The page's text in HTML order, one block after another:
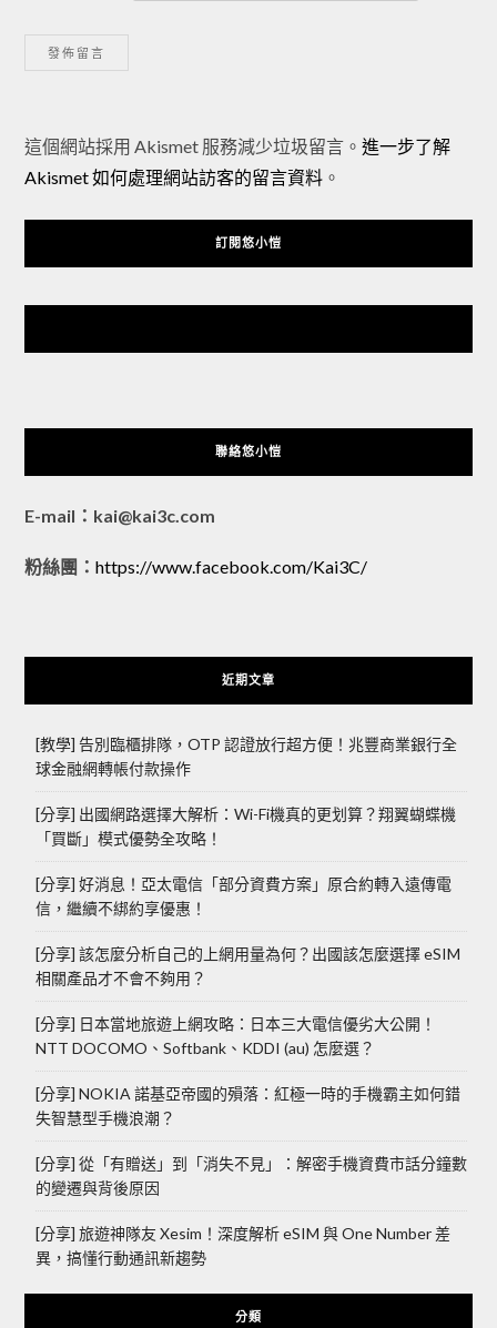
Alternative:
這個網站採用 Akismet 服務減少垃圾留言。 進一步了解
Akismet 如何處理網站訪客的留言資料。
訂閱悠小愷
聯絡悠小愷
E-mail：kai@kai3c.com
粉絲團： https://www.facebook.com/Kai3C/
近期文章
[教學] 告別臨櫃排隊，OTP 認證放行超方便！兆豐商業銀行全
球金融網轉帳付款操作
[分享] 出國網路選擇大解析：Wi-Fi機真的更划算？翔翼蝴蝶機
「買斷」模式優勢全攻略！
[分享] 好消息！亞太電信「部分資費方案」原合約轉入遠傳電
信，繼續不綁約享優惠！
[分享] 該怎麼分析自己的上網用量為何？出國該怎麼選擇 eSIM
相關產品才不會不夠用？
[分享] 日本當地旅遊上網攻略：日本三大電信優劣大公開！
NTT DOCOMO、Softbank、KDDI (au) 怎麼選？
[分享] NOKIA 諾基亞帝國的殞落：紅極一時的手機霸主如何錯
失智慧型手機浪潮？
[分享] 從「有贈送」到「消失不見」：解密手機資費市話分鐘數
的變遷與背後原因
[分享] 旅遊神隊友 Xesim！深度解析 eSIM 與 One Number 差
異，搞懂行動通訊新趨勢
分類